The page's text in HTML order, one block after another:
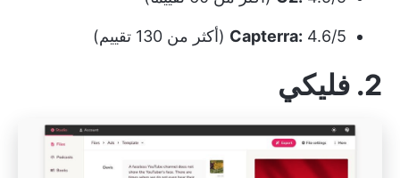
Capterra: 4.6/5 (أكثر من 130 تقييم)
2. فليكي